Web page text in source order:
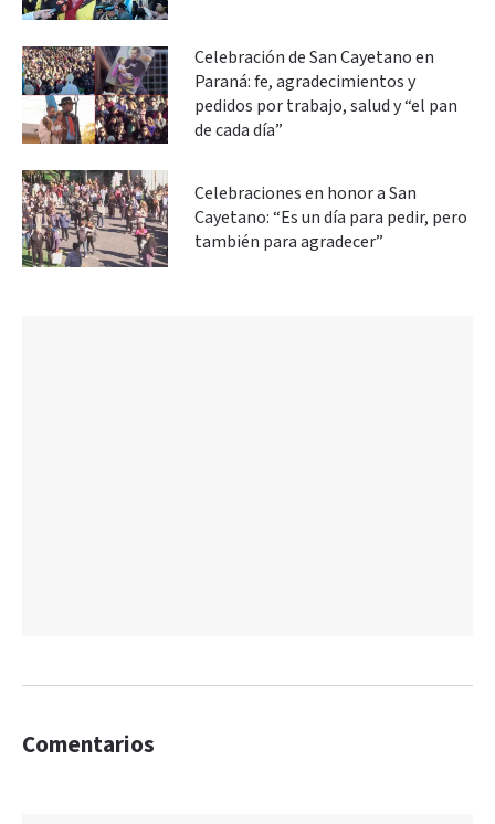
Celebración de San Cayetano en
Paraná: fe, agradecimientos y
pedidos por trabajo, salud y “el pan
de cada día”
Celebraciones en honor a San
Cayetano: “Es un día para pedir, pero
también para agradecer”
Comentarios